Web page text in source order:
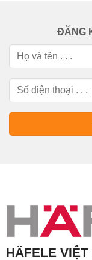
ĐĂNG
HÄFELE VIỆT